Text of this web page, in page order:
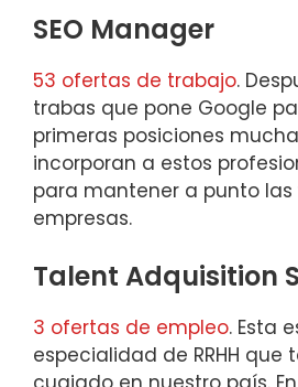
SEO Manager
53 ofertas de trabajo.
trabas que pone Google
primeras posiciones
incorporan a estos
para mantener a punto las
empresas.
Talent Adquisition
3 ofertas de empleo. Esta
especialidad de RRHH que